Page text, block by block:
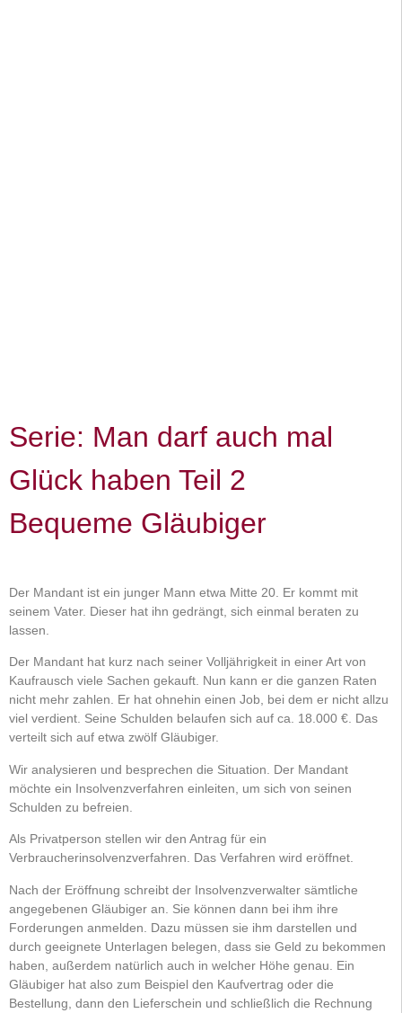
Serie: Man darf auch mal
Glück haben Teil 2
Bequeme Gläubiger
Der Mandant ist ein junger Mann etwa Mitte 20. Er kommt mit
seinem Vater. Dieser hat ihn gedrängt, sich einmal beraten zu
lassen.
Der Mandant hat kurz nach seiner Volljährigkeit in einer Art von
Kaufrausch viele Sachen gekauft. Nun kann er die ganzen Raten
nicht mehr zahlen. Er hat ohnehin einen Job, bei dem er nicht allzu
viel verdient. Seine Schulden belaufen sich auf ca. 18.000 €. Das
verteilt sich auf etwa zwölf Gläubiger.
Wir analysieren und besprechen die Situation. Der Mandant
möchte ein Insolvenzverfahren einleiten, um sich von seinen
Schulden zu befreien.
Als Privatperson stellen wir den Antrag für ein
Verbraucherinsolvenzverfahren. Das Verfahren wird eröffnet.
Nach der Eröffnung schreibt der Insolvenzverwalter sämtliche
angegebenen Gläubiger an. Sie können dann bei ihm ihre
Forderungen anmelden. Dazu müssen sie ihm darstellen und
durch geeignete Unterlagen belegen, dass sie Geld zu bekommen
haben, außerdem natürlich auch in welcher Höhe genau. Ein
Gläubiger hat also zum Beispiel den Kaufvertrag oder die
Bestellung, dann den Lieferschein und schließlich die Rechnung